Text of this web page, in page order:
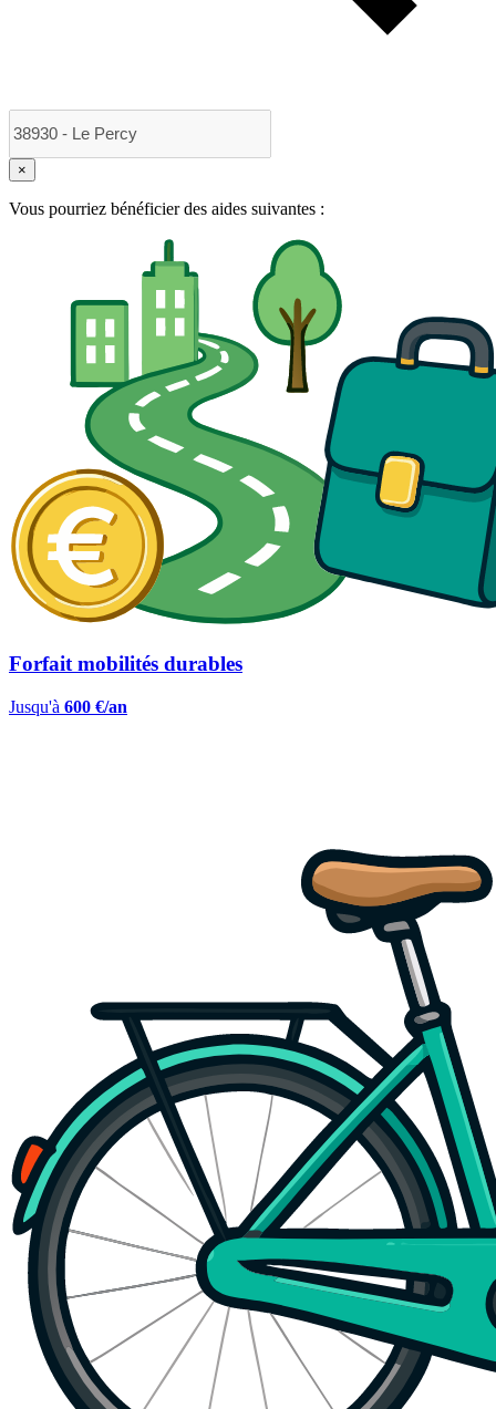
×
Vous pourriez bénéficier des aides suivantes :
Forfait mobilités durables
Jusqu'à 600 €/an